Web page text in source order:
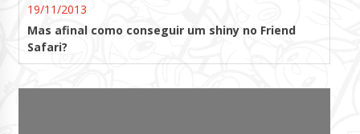
19/11/2013
Mas afinal como conseguir um shiny no Friend
Safari?